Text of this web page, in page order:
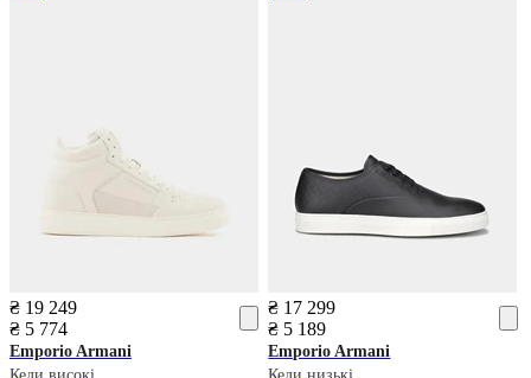
₴ 19 249
₴ 5 774
Emporio Armani
₴ 17 299
₴ 5 189
Emporio Armani